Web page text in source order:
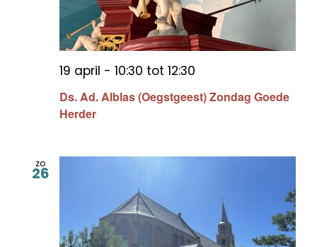
Ds. Ad. Alblas (Oegstgeest) Zondag Goede
Herder
19 april - 10:30 tot 12:30
zo
26